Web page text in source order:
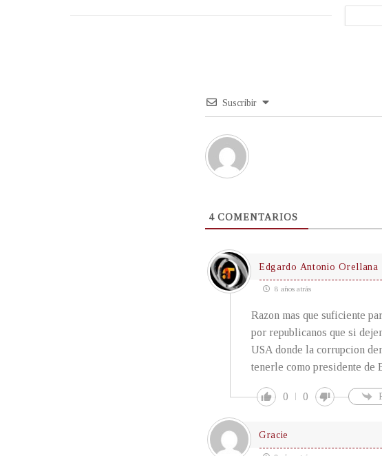
Suscribir
4COMENTARIOS
Edgardo Antonio Orellana
8 años atrás
Razon mas que suficiente
por republicanos que si
USA donde la corrupcion
tenerle como presidente de
0 0
Gracie